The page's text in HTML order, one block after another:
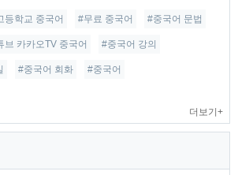
등학교 중국어 #무료 중국어 #중국어 문법
브 카카오TV 중국어 #중국어 강의
#중국어 회화 #중국어
더보기+